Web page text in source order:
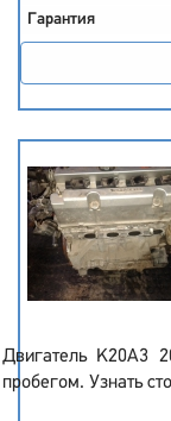
Гарантия
Двигатель K20A3
пробегом. Узнать